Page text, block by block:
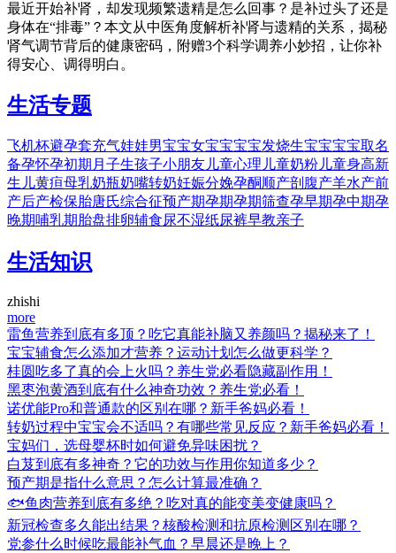
最近开始补肾，却发现频繁遗精是怎么回事？是补过头了还是
身体在“排毒”？本文从中医角度解析补肾与遗精的关系，揭秘
肾气调节背后的健康密码，附赠3个科学调养小妙招，让你补
得安心、调得明白。
生活专题
飞机杯避孕套充气娃娃男宝宝女宝宝宝宝发烧生宝宝宝宝取名
备孕怀孕初期 月子生孩子小朋友 儿童心理 儿童奶粉 儿童身高新
生儿黄疸母乳奶瓶奶嘴转奶妊娠分娩孕酮顺产剖腹产羊水产前
产后产检保胎唐氏综合征预产期孕期孕期筛查孕早期孕中期孕
晚期哺乳期 胎盘排卵辅食尿不湿纸尿裤早教亲子
生活知识
zhishi
more
雷鱼营养到底有多顶？吃它真能补脑又养颜吗？揭秘来了！
宝宝辅食怎么添加才营养？运动计划怎么做更科学？
桂圆吃多了真的会上火吗？养生党必看隐藏副作用！
黑枣泡黄酒到底有什么神奇功效？养生党必看！
诺优能Pro和普通款的区别在哪？新手爸妈必看！
转奶过程中宝宝会不适吗？有哪些常见反应？新手爸妈必看！
宝妈们，选母婴杯时如何避免异味困扰？
白芨到底有多神奇？它的功效与作用你知道多少？
预产期是指什么意思？怎么计算最准确？
🐟鱼肉营养到底有多绝？吃对真的能变美变健康吗？
新冠检查多久能出结果？核酸检测和抗原检测区别在哪？
党参什么时候吃最能补气血？早晨还是晚上？